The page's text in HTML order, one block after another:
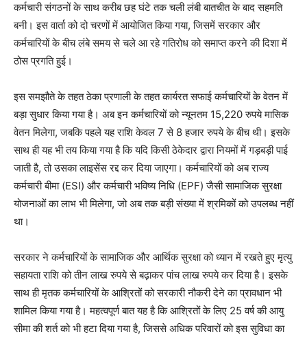
कर्मचारी संगठनों के साथ करीब छह घंटे तक चली लंबी बातचीत के बाद सहमति
बनी। इस वार्ता को दो चरणों में आयोजित किया गया, जिसमें सरकार और
कर्मचारियों के बीच लंबे समय से चले आ रहे गतिरोध को समाप्त करने की दिशा में
ठोस प्रगति हुई।
इस समझौते के तहत ठेका प्रणाली के तहत कार्यरत सफाई कर्मचारियों के वेतन में
बड़ा सुधार किया गया है। अब इन कर्मचारियों को न्यूनतम 15,220 रुपये मासिक
वेतन मिलेगा, जबकि पहले यह राशि केवल 7 से 8 हजार रुपये के बीच थी। इसके
साथ ही यह भी तय किया गया है कि यदि किसी ठेकेदार द्वारा नियमों में गड़बड़ी पाई
जाती है, तो उसका लाइसेंस रद्द कर दिया जाएगा। कर्मचारियों को अब राज्य
कर्मचारी बीमा (ESI) और कर्मचारी भविष्य निधि (EPF) जैसी सामाजिक सुरक्षा
योजनाओं का लाभ भी मिलेगा, जो अब तक बड़ी संख्या में श्रमिकों को उपलब्ध नहीं
था।
सरकार ने कर्मचारियों के सामाजिक और आर्थिक सुरक्षा को ध्यान में रखते हुए मृत्यु
सहायता राशि को तीन लाख रुपये से बढ़ाकर पांच लाख रुपये कर दिया है। इसके
साथ ही मृतक कर्मचारियों के आश्रितों को सरकारी नौकरी देने का प्रावधान भी
शामिल किया गया है। महत्वपूर्ण बात यह है कि आश्रितों के लिए 25 वर्ष की आयु
सीमा की शर्त को भी हटा दिया गया है, जिससे अधिक परिवारों को इस सुविधा का